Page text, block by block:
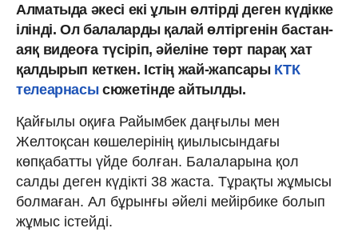
Алматыда әкесі екі ұлын өлтірді деген күдікке
ілінді. Ол балаларды қалай өлтіргенін бастан-
аяқ видеоға түсіріп, әйеліне төрт парақ хат
қалдырып кеткен. Істің жай-жапсары КТК
телеарнасысюжетінде айтылды.
Қайғылы оқиға Райымбек даңғылы мен
Желтоқсан көшелерінің қиылысындағы
көпқабатты үйде болған. Балаларына қол
салды деген күдікті 38 жаста. Тұрақты жұмысы
болмаған. Ал бұрынғы әйелі мейірбике болып
жұмыс істейді.